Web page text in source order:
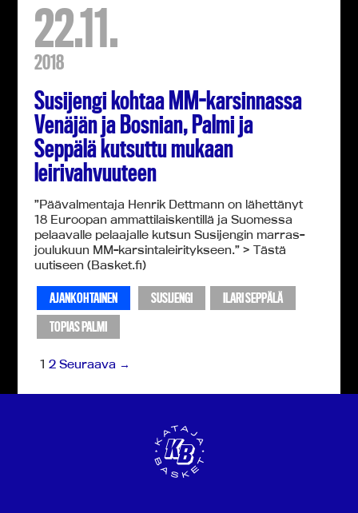
22.11.
2018
Susijengi kohtaa MM-karsinnassa
Venäjän ja Bosnian, Palmi ja
Seppälä kutsuttu mukaan
leirivahvuuteen
”Päävalmentaja Henrik Dettmann on lähettänyt
18 Euroopan ammattilaiskentillä ja Suomessa
pelaavalle pelaajalle kutsun Susijengin marras-
joulukuun MM-karsintaleiritykseen.” > Tästä
uutiseen (Basket.fi)
AJANKOHTAINEN SUSIJENGI
ILARI SEPPÄLÄ
TOPIAS PALMI
1 2 Seuraava →